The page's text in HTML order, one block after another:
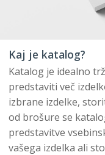
Kaj je katalog?
Katalog je idealno
predstaviti več
izbrane izdelke,
od brošure se
predstavitve
vašega izdelka ali